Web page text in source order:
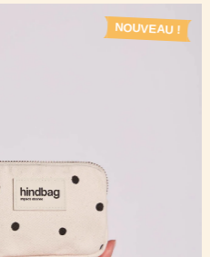
NOUVEAU !